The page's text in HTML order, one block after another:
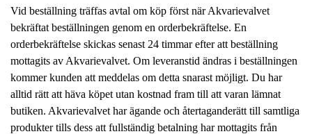
Vid beställning träffas avtal om köp först när Akvarievalvet
bekräftat beställningen genom en orderbekräftelse. En
orderbekräftelse skickas senast 24 timmar efter att beställning
mottagits av Akvarievalvet. Om leveranstid ändras i beställningen
kommer kunden att meddelas om detta snarast möjligt. Du har
alltid rätt att häva köpet utan kostnad fram till att varan lämnat
butiken. Akvarievalvet har ägande och återtaganderätt till samtliga
produkter tills dess att fullständig betalning har mottagits från